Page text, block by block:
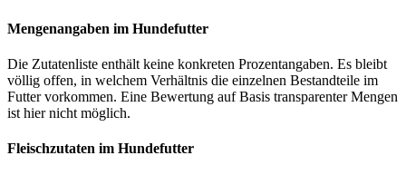
Mengenangaben im Hundefutter
Die Zutatenliste enthält keine konkreten Prozentangaben. Es bleibt
völlig offen, in welchem Verhältnis die einzelnen Bestandteile im
Futter vorkommen. Eine Bewertung auf Basis transparenter Mengen
ist hier nicht möglich.
Fleischzutaten im Hundefutter